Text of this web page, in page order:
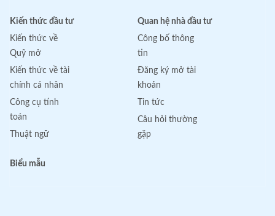
Kiến thức đầu tư
Kiến thức về
Quỹ mở
Kiến thức về tài
chính cá nhân
Công cụ tính
toán
Thuật ngữ
Quan hệ nhà đầu tư
Công bố thông
tin
Đăng ký mở tài
khoản
Tin tức
Câu hỏi thường
gặp
Biểu mẫu